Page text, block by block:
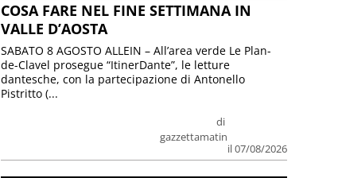
COSA FARE NEL FINE SETTIMANA IN
VALLE D’AOSTA
di
gazzettamatin
il 07/08/2026
SABATO 8 AGOSTO ALLEIN – All’area verde Le Plan-
de-Clavel prosegue “ItinerDante”, le letture
dantesche, con la partecipazione di Antonello
Pistritto (...